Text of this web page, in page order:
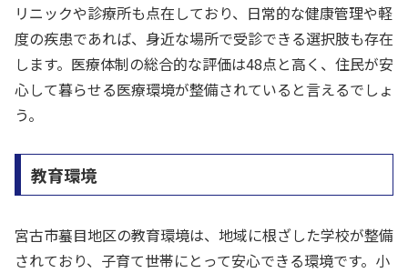
リニックや診療所も点在しており、日常的な健康管理や軽
度の疾患であれば、身近な場所で受診できる選択肢も存在
します。医療体制の総合的な評価は48点と高く、住民が安
心して暮らせる医療環境が整備されていると言えるでしょ
う。
教育環境
宮古市蟇目地区の教育環境は、地域に根ざした学校が整備
されており、子育て世帯にとって安心できる環境です。小